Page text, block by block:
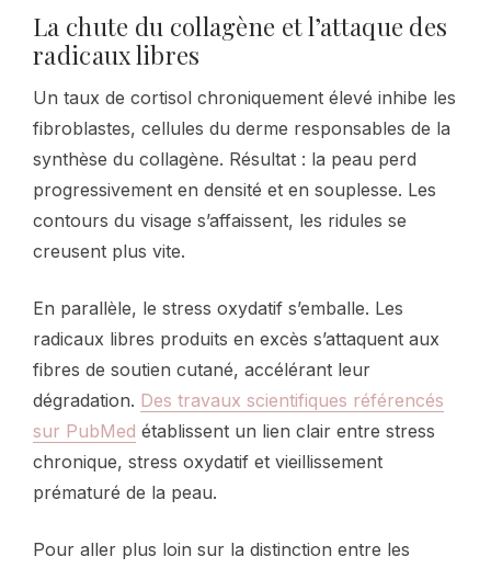
La chute du collagène et l’attaque des
radicaux libres
Un taux de cortisol chroniquement élevé inhibe les
fibroblastes, cellules du derme responsables de la
synthèse du collagène. Résultat : la peau perd
progressivement en densité et en souplesse. Les
contours du visage s’affaissent, les ridules se
creusent plus vite.
En parallèle, le stress oxydatif s’emballe. Les
radicaux libres produits en excès s’attaquent aux
fibres de soutien cutané, accélérant leur
dégradation. Des travaux scientifiques référencés
sur PubMed établissent un lien clair entre stress
chronique, stress oxydatif et vieillissement
prématuré de la peau.
Pour aller plus loin sur la distinction entre les